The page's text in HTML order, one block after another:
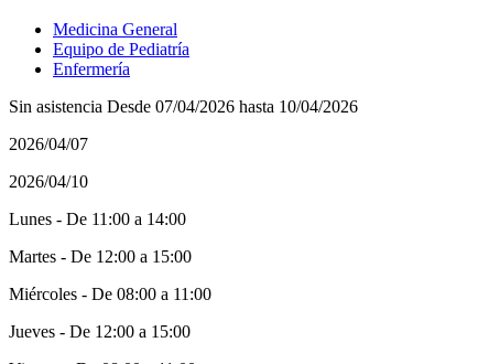
Medicina General
Equipo de Pediatría
Enfermería
Sin asistencia Desde 07/04/2026 hasta 10/04/2026
2026/04/07
2026/04/10
Lunes - De 11:00 a 14:00
Martes - De 12:00 a 15:00
Miércoles - De 08:00 a 11:00
Jueves - De 12:00 a 15:00